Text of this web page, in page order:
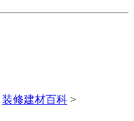
装修建材百科 >